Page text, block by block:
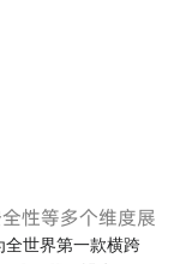
性等多个维度展
全世界第一款横跨